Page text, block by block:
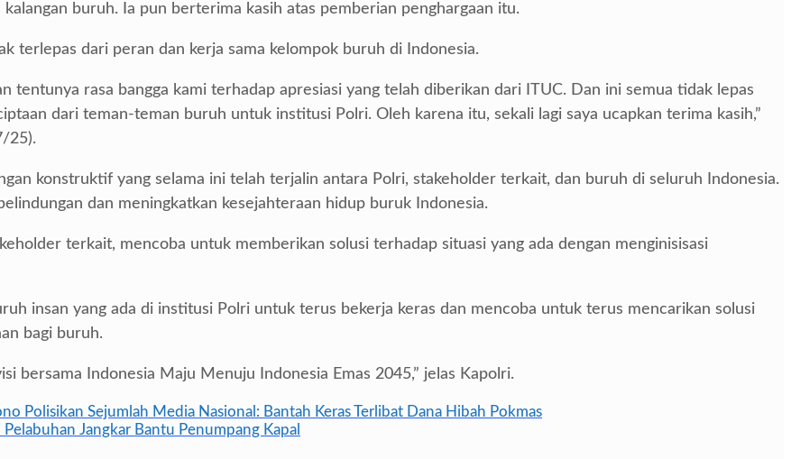
buruh. Ia pun berterima kasih atas pemberian penghargaan itu.
terlepas dari peran dan kerja sama kelompok buruh di Indonesia.
tentunya rasa bangga kami terhadap apresiasi yang telah diberikan dari ITUC. Dan ini semua tidak lepas
dari teman-teman buruh untuk institusi Polri. Oleh karena itu, sekali lagi saya ucapkan terima kasih,”
25).
konstruktif yang selama ini telah terjalin antara Polri, stakeholder terkait, dan buruh di seluruh Indonesia.
dan meningkatkan kesejahteraan hidup buruk Indonesia.
terkait, mencoba untuk memberikan solusi terhadap situasi yang ada dengan menginisisasi
insan yang ada di institusi Polri untuk terus bekerja keras dan mencoba untuk terus mencarikan solusi
bagi buruh.
bersama Indonesia Maju Menuju Indonesia Emas 2045,” jelas Kapolri.
Polisikan Sejumlah Media Nasional: Bantah Keras Terlibat Dana Hibah Pokmas
Jangkar Bantu Penumpang Kapal